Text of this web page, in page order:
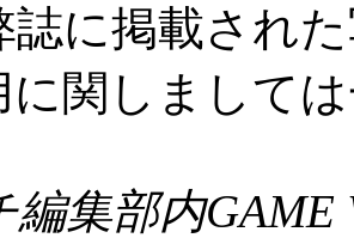
誌に掲載され
に関しまして
編集部内GAME